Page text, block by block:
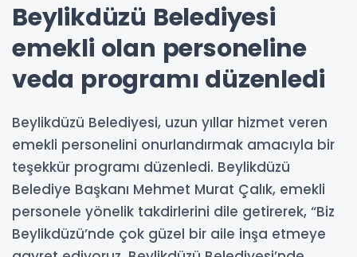
Beylikdüzü Belediyesi
emekli olan personeline
veda programı düzenledi
Beylikdüzü Belediyesi, uzun yıllar hizmet veren
emekli personelini onurlandırmak amacıyla bir
teşekkür programı düzenledi. Beylikdüzü
Belediye Başkanı Mehmet Murat Çalık, emekli
personele yönelik takdirlerini dile getirerek, “Biz
Beylikdüzü’nde çok güzel bir aile inşa etmeye